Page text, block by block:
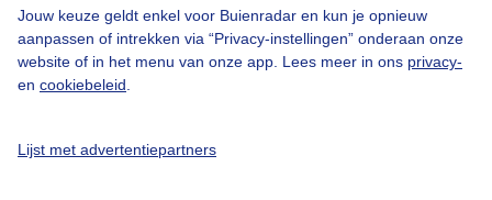
Jouw keuze geldt enkel voor Buienradar en kun je opnieuw
aanpassen of intrekken via “Privacy-instellingen” onderaan onze
website of in het menu van onze app. Lees meer in ons privacy-
en cookiebeleid
Lijst met advertentiepartners
Cookie beleid
Privacy instellingen
Gratis weerdata
@BuienradarNL